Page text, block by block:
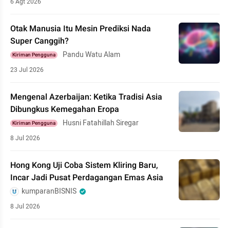
Otak Manusia Itu Mesin Prediksi Nada
Super Canggih?
Kiriman Pengguna Pandu Watu Alam
23 Jul 2026
Mengenal Azerbaijan: Ketika Tradisi Asia
Dibungkus Kemegahan Eropa
Kiriman Pengguna Husni Fatahillah Siregar
8 Jul 2026
Hong Kong Uji Coba Sistem Kliring Baru,
Incar Jadi Pusat Perdagangan Emas Asia
kumparanBISNIS
8 Jul 2026